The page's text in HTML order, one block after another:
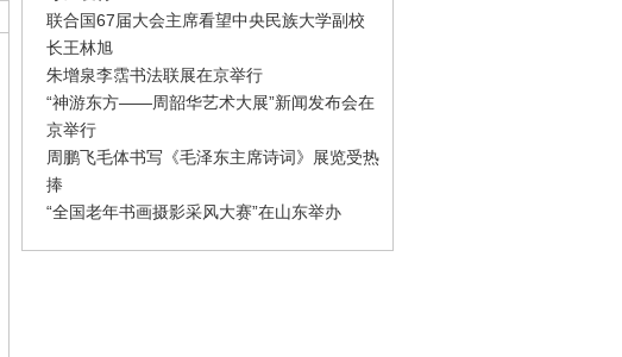
联合国67届大会主席看望中央民族大学副校
长王林旭
朱增泉李霑书法联展在京举行
“神游东方——周韶华艺术大展”新闻发布会在
京举行
周鹏飞毛体书写《毛泽东主席诗词》展览受热
捧
“全国老年书画摄影采风大赛”在山东举办